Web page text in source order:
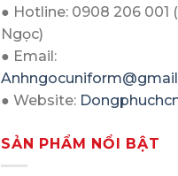
● Hotline: 0908 206 001
Ngọc)
● Email:
● Website:
SẢN PHẨM NỔI BẬT